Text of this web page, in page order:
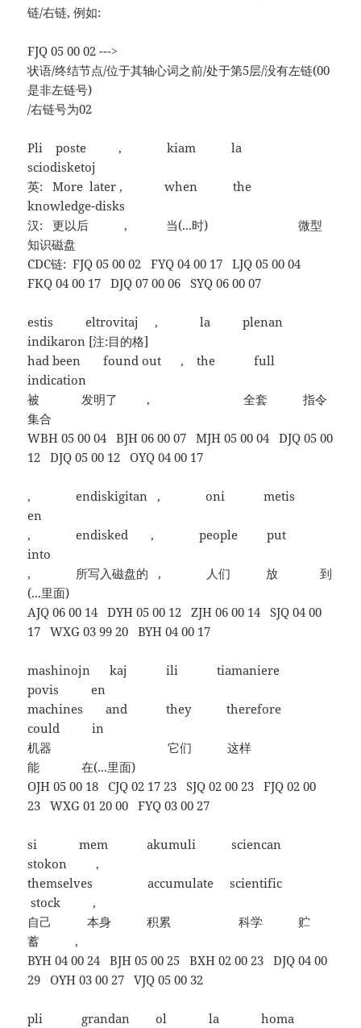
链/右链, 例如:
FJQ 05 00 02 --->
状语/终结节点/位于其轴心词之前/处于第5层/没有左链(00
是非左链号)
/右链号为02
Pli poste , kiam la
sciodisketoj
英: More later , when the
knowledge-disks
汉: 更以后 , 当(...时) 微型
知识磁盘
CDC链: FJQ 05 00 02 FYQ 04 00 17 LJQ 05 00 04
FKQ 04 00 17 DJQ 07 00 06 SYQ 06 00 07
estis eltrovitaj , la plenan
indikaron [注:目的格]
had been found out , the full
indication
被 发明了 , 全套 指令
集合
WBH 05 00 04 BJH 06 00 07 MJH 05 00 04 DJQ 05 00
12 DJQ 05 00 12 OYQ 04 00 17
, endiskigitan , oni metis
en
, endisked , people put
into
, 所写入磁盘的 , 人们 放 到
(...里面)
AJQ 06 00 14 DYH 05 00 12 ZJH 06 00 14 SJQ 04 00
17 WXG 03 99 20 BYH 04 00 17
mashinojn kaj ili tiamaniere
povis en
machines and they therefore
could in
机器 它们 这样
能 在(...里面)
OJH 05 00 18 CJQ 02 17 23 SJQ 02 00 23 FJQ 02 00
23 WXG 01 20 00 FYQ 03 00 27
si mem akumuli sciencan
stokon ,
themselves accumulate scientific
stock ,
自己 本身 积累 科学 贮
蓄 ,
BYH 04 00 24 BJH 05 00 25 BXH 02 00 23 DJQ 04 00
29 OYH 03 00 27 VJQ 05 00 32
pli grandan ol la homa